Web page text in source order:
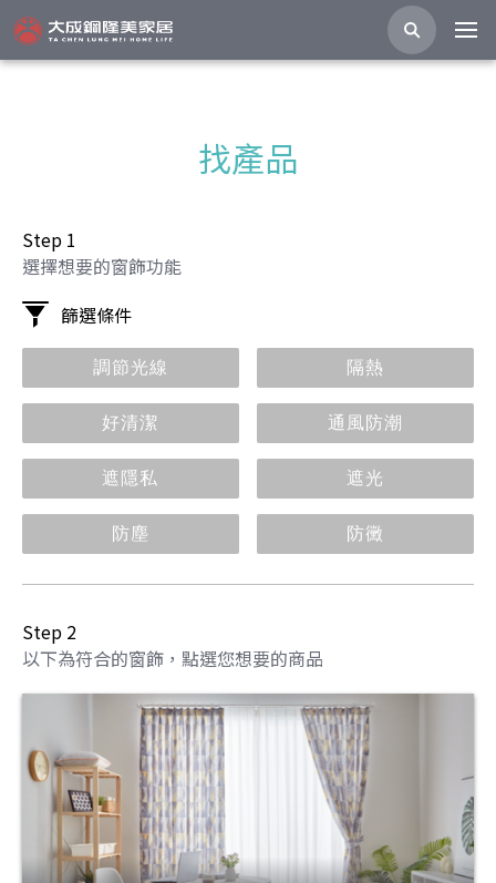
找產品
Step 1
選擇想要的窗飾功能
篩選條件
調節光線 隔熱
好清潔 通風防潮
遮隱私 遮光
防塵 防黴
Step 2
以下為符合的窗飾，點選您想要的商品